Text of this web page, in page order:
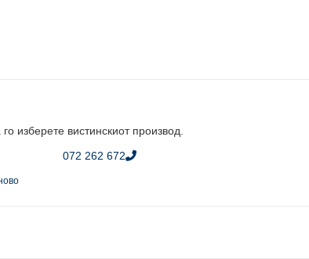
изберете вистинскиот производ.
072 262 672